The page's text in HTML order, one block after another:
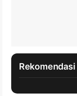
Rekomendasi